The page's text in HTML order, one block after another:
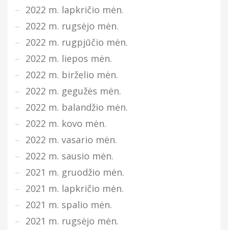
2022 m. lapkričio mėn.
2022 m. rugsėjo mėn.
2022 m. rugpjūčio mėn.
2022 m. liepos mėn.
2022 m. birželio mėn.
2022 m. gegužės mėn.
2022 m. balandžio mėn.
2022 m. kovo mėn.
2022 m. vasario mėn.
2022 m. sausio mėn.
2021 m. gruodžio mėn.
2021 m. lapkričio mėn.
2021 m. spalio mėn.
2021 m. rugsėjo mėn.